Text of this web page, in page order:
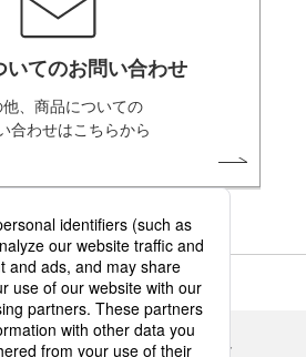
いてのお問い合わせ
他、商品についての
合わせはこちらから
い・くらし SNSアカウント